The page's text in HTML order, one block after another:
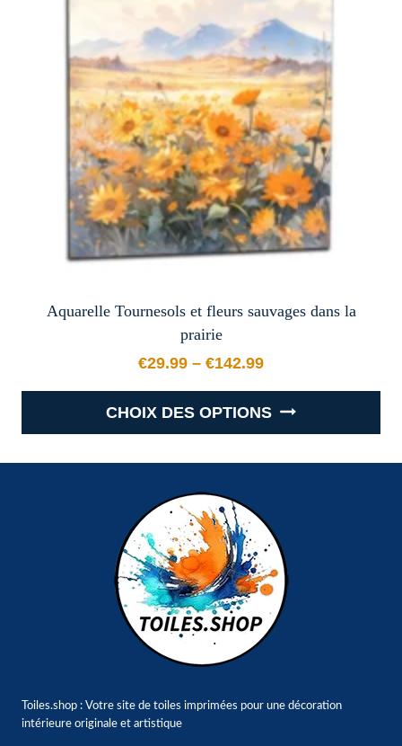
options
peuvent
être
choisies
sur
la
page
du
produit
Aquarelle Tournesols et fleurs sauvages dans la
prairie
€29.99 – €142.99
Plage de prix : €29.99 à
CHOIX DES OPTIONS
a
plusieurs
variations.
Les
options
peuvent
être
choisies
la
Toiles.shop : Votre site de toiles imprimées pour une décoration
intérieure originale et artistique